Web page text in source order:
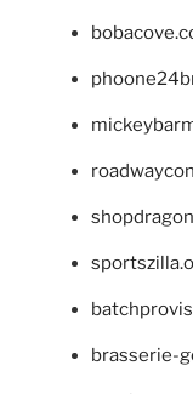
brasserie-